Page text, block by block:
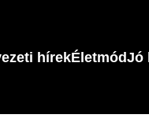
hírekÉletmódJó